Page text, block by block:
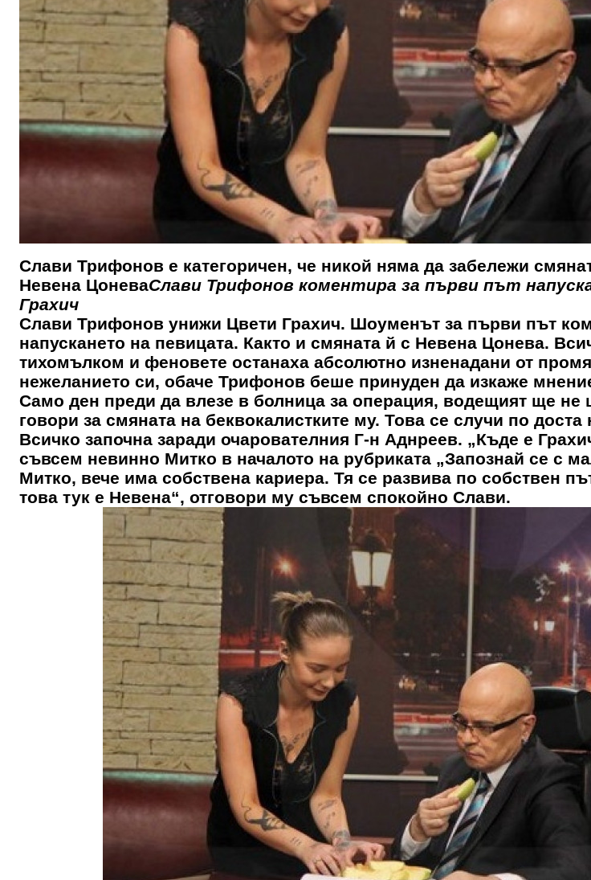
Слави Трифонов е категоричен, че никой няма да забележи
Невена ЦоневаСлави Трифонов коментира за първи път
Грахич
Слави Трифонов унижи Цвети Грахич. Шоуменът за първи път
напускането на певицата. Както и смяната й с Невена Цонева.
тихомълком и феновете останаха абсолютно изненадани от
нежеланието си, обаче Трифонов беше принуден да изкаже
Само ден преди да влезе в болница за операция, водещият ще не
говори за смяната на беквокалистките му. Това се случи по доста
Всичко започна заради очарователния Г-н Аднреев. „Къде е
съвсем невинно Митко в началото на рубриката „Запознай се с
Митко, вече има собствена кариера. Тя се развива по собствен
това тук е Невена“, отговори му съвсем спокойно Слави.